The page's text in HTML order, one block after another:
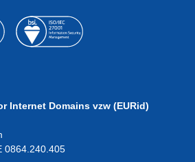
Internet Domains vzw (EURid)
0864.240.405